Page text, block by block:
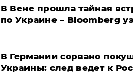
В Вене прошла тайная
по Украине – Bloomberg
​В Германии сорвано
Украины: след ведет к